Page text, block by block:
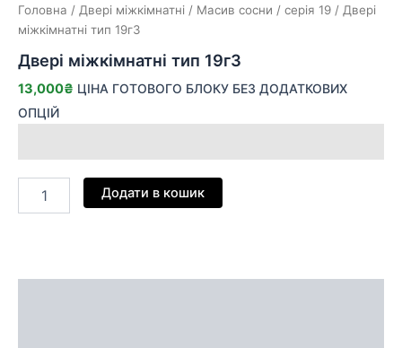
Головна / Двері міжкімнатні / Масив сосни / серія 19 / Двері
міжкімнатні тип 19г3
Двері міжкімнатні тип 19г3
13,000₴ ЦІНА ГОТОВОГО БЛОКУ БЕЗ ДОДАТКОВИХ
ОПЦІЙ
Додати в кошик